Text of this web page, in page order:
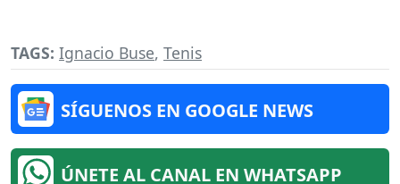
TAGS: Ignacio Buse, Tenis
SÍGUENOS EN GOOGLE NEWS
ÚNETE AL CANAL EN WHATSAPP